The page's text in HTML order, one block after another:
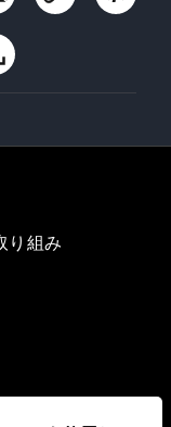
り組み